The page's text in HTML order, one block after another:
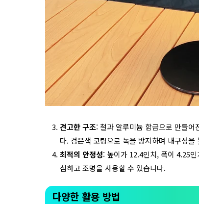
견고한 구조: 철과 알루미늄 합금으로 만들
다. 검은색 코팅으로 녹을 방지하며 내구성을
최적의 안정성: 높이가 12.4인치, 폭이 4.25
심하고 조명을 사용할 수 있습니다.
다양한 활용 방법